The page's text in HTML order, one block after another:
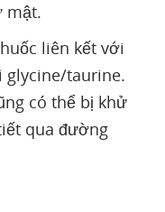
mật.
liên kết với
glycine/taurine.
có thể bị khử
qua đường